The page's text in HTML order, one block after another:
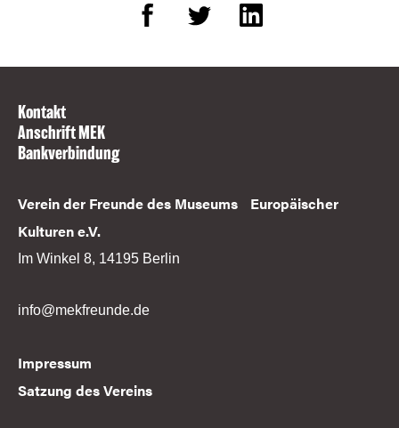
Kontakt
Anschrift MEK
Bankverbindung
Verein der Freunde des Museums Europäischer
Kulturen e.V.
Im Winkel 8, 14195 Berlin
info@mekfreunde.de
Impressum
Satzung des Vereins